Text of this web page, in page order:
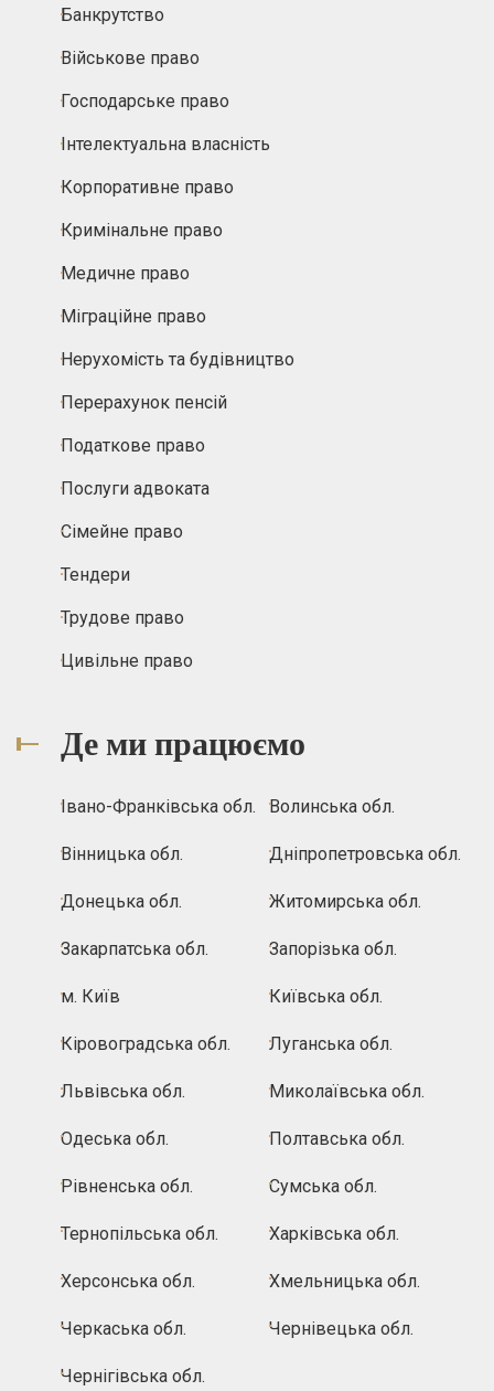
Банкрутство
Військове право
Господарське право
Інтелектуальна власність
Корпоративне право
Кримінальне право
Медичне право
Міграційне право
Нерухомість та будівництво
Перерахунок пенсій
Податкове право
Послуги адвоката
Сімейне право
Тендери
Трудове право
Цивільне право
Де ми працюємо
Івано-Франківська обл. Волинська обл.
Вінницька обл. Дніпропетровська обл.
Донецька обл. Житомирська обл.
Закарпатська обл. Запорізька обл.
м. Київ Київська обл.
Кіровоградська обл. Луганська обл.
Львівська обл. Миколаївська обл.
Одеська обл. Полтавська обл.
Рівненська обл. Сумська обл.
Тернопільська обл. Харківська обл.
Херсонська обл. Хмельницька обл.
Черкаська обл. Чернівецька обл.
Чернігівська обл.